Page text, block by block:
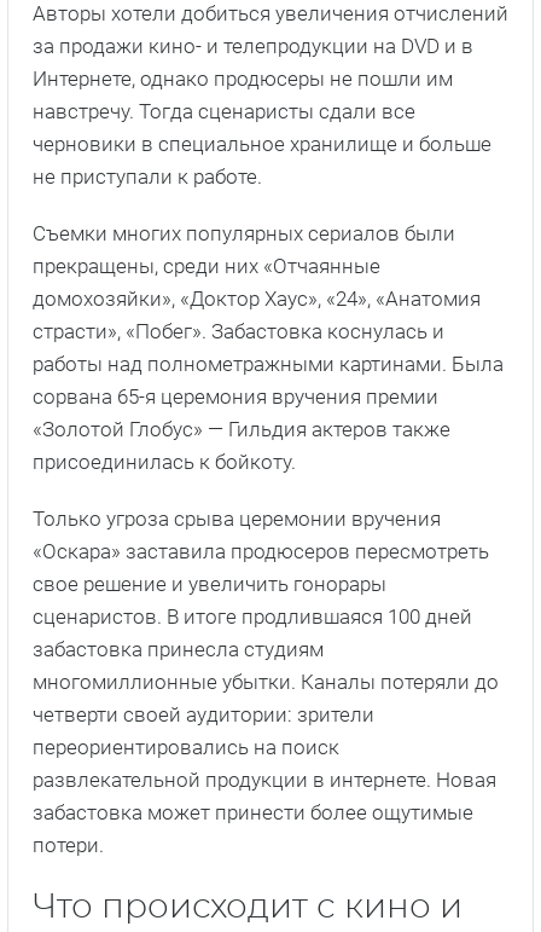
Авторы хотели добиться увеличения отчислений
за продажи кино- и телепродукции на DVD и в
Интернете, однако продюсеры не пошли им
навстречу. Тогда сценаристы сдали все
черновики в специальное хранилище и больше
не приступали к работе.
Съемки многих популярных сериалов были
прекращены, среди них «Отчаянные
домохозяйки», «Доктор Хаус», «24», «Анатомия
страсти», «Побег». Забастовка коснулась и
работы над полнометражными картинами. Была
сорвана 65-я церемония вручения премии
«Золотой Глобус» — Гильдия актеров также
присоединилась к бойкоту.
Только угроза срыва церемонии вручения
«Оскара» заставила продюсеров пересмотреть
свое решение и увеличить гонорары
сценаристов. В итоге продлившаяся 100 дней
забастовка принесла студиям
многомиллионные убытки. Каналы потеряли до
четверти своей аудитории: зрители
переориентировались на поиск
развлекательной продукции в интернете. Новая
забастовка может принести более ощутимые
потери.
Что происходит с кино и